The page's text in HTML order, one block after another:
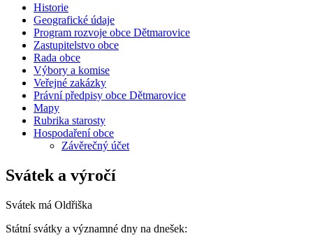
Historie
Geografické údaje
Program rozvoje obce Dětmarovice
Zastupitelstvo obce
Rada obce
Výbory a komise
Veřejné zakázky
Právní předpisy obce Dětmarovice
Mapy
Rubrika starosty
Hospodaření obce
Závěrečný účet
Svátek a výročí
Svátek má Oldřiška
Státní svátky a významné dny na dnešek: